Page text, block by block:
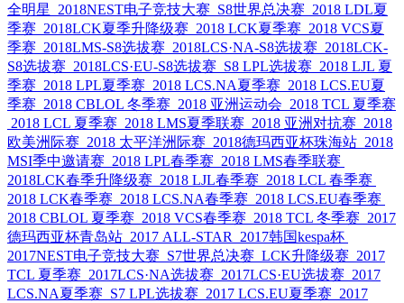
全明星
2018NEST电子竞技大赛 S8世界总决赛 2018 LDL夏
季赛 2018LCK夏季升降级赛 2018 LCK夏季赛 2018 VCS夏
季赛 2018LMS-S8选拔赛 2018LCS·NA-S8选拔赛 2018LCK-
S8选拔赛 2018LCS·EU-S8选拔赛 S8 LPL选拔赛 2018 LJL 夏
季赛 2018 LPL夏季赛 2018 LCS.NA夏季赛 2018 LCS.EU夏
季赛 2018 CBLOL 冬季赛 2018 亚洲运动会 2018 TCL 夏季赛
2018 LCL 夏季赛 2018 LMS夏季联赛 2018 亚洲对抗赛 2018
欧美洲际赛 2018 太平洋洲际赛 2018德玛西亚杯珠海站 2018
MSI季中邀请赛 2018 LPL春季赛 2018 LMS春季联赛
2018LCK春季升降级赛 2018 LJL春季赛 2018 LCL 春季赛
2018 LCK春季赛 2018 LCS.NA春季赛 2018 LCS.EU春季赛
2018 CBLOL 夏季赛 2018 VCS春季赛 2018 TCL 冬季赛 2017
德玛西亚杯青岛站 2017 ALL-STAR
2017韩国kespa杯
2017NEST电子竞技大赛 S7世界总决赛 LCK升降级赛 2017
TCL 夏季赛 2017LCS·NA选拔赛 2017LCS·EU选拔赛 2017
LCS.NA夏季赛 S7 LPL选拔赛 2017 LCS.EU夏季赛 2017